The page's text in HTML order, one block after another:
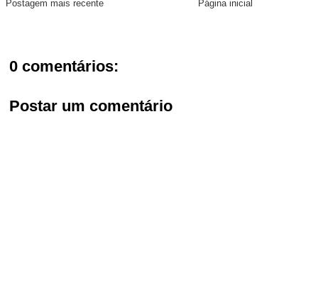
Postagem mais recente Página inicial
0 comentários:
Postar um comentário